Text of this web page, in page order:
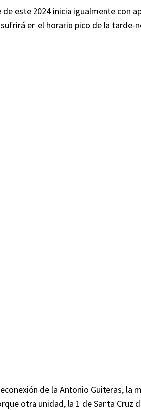
este 2024 inicia igualmente con
en el horario pico de la tarde-
de la Antonio Guiteras, la
otra unidad, la 1 de Santa Cruz